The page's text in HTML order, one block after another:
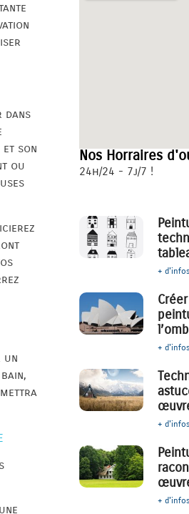
dans
et son
ou
un
Nos Horraires
24h/24 - 7j/7 !
+ d'infos
+ d'infos
+ d'infos
+ d'infos